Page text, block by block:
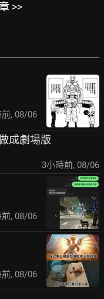
>>
前, 08/06
成劇場版
3小時前, 08/06
前, 08/06
前, 08/06